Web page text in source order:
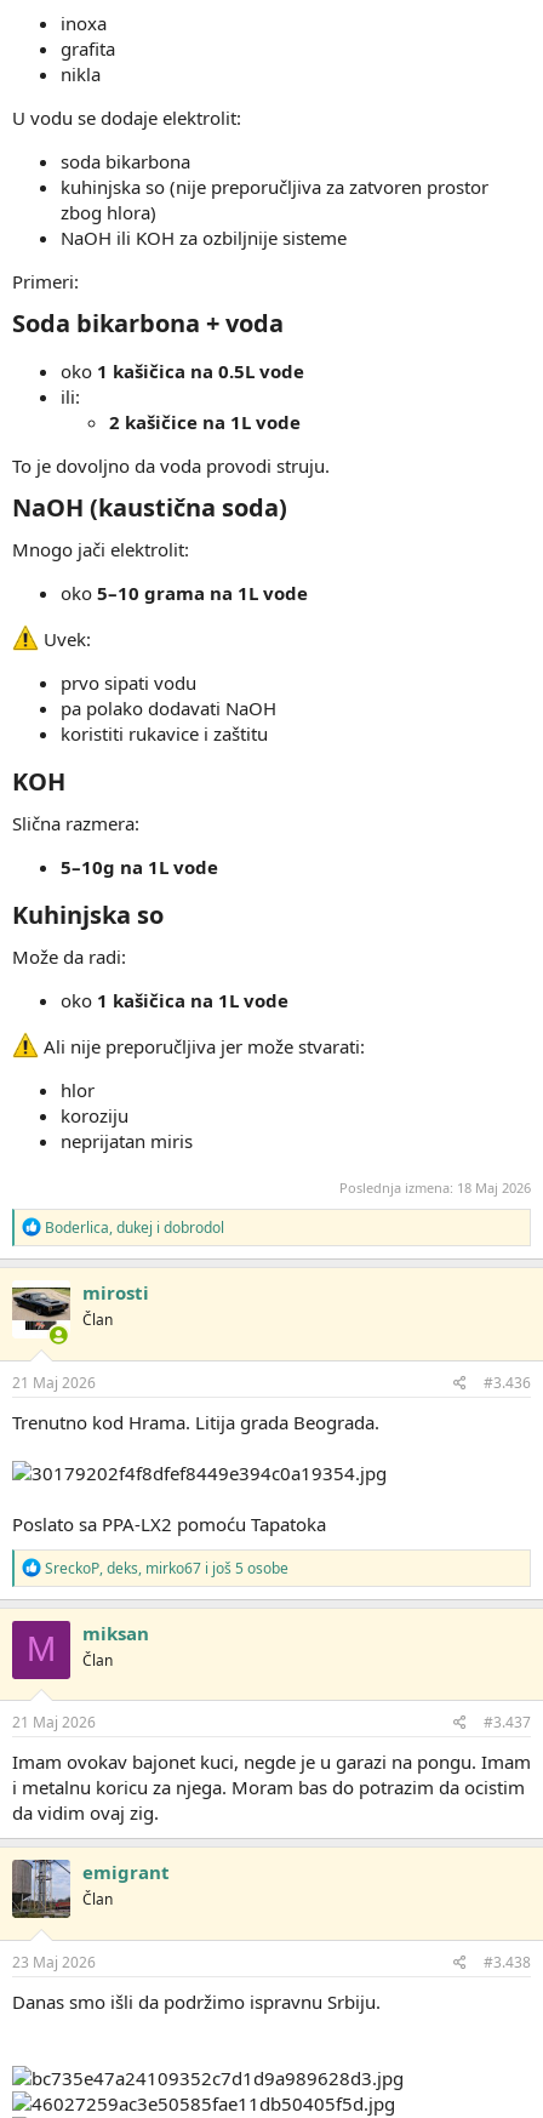
inoxa
grafita
nikla
U vodu se dodaje elektrolit:
soda bikarbona
kuhinjska so (nije preporučljiva za zatvoren prostor
zbog hlora)
NaOH ili KOH za ozbiljnije sisteme
Primeri:
Soda bikarbona + voda​
oko 1 kašičica na 0.5L vode
ili:
2 kašičice na 1L vode
To je dovoljno da voda provodi struju.
NaOH (kaustična soda)​
Mnogo jači elektrolit:
oko 5–10 grama na 1L vode
Uvek:
prvo sipati vodu
pa polako dodavati NaOH
koristiti rukavice i zaštitu
KOH​
Slična razmera:
5–10g na 1L vode
Kuhinjska so​
Može da radi:
oko 1 kašičica na 1L vode
Ali nije preporučljiva jer može stvarati:
hlor
koroziju
neprijatan miris
Poslednja izmena: 18 Maj 2026
R
e
a
g
o
v
a
n
j
:
Boderlica,dukej i dobrodol
mirosti
Član
21 Maj 2026 #3.436
Trenutno kod Hrama. Litija grada Beograda.
Poslato sa PPA-LX2 pomoću Tapatoka
R
e
a
g
o
v
a
n
j
:
SreckoP,deks, mirko67 i još 5 osobe
M miksan
Član
21 Maj 2026 #3.437
Imam ovokav bajonet kuci, negde je u garazi na pongu. Imam
i metalnu koricu za njega. Moram bas do potrazim da ocistim
da vidim ovaj zig.
emigrant
Član
23 Maj 2026 #3.438
Danas smo išli da podržimo ispravnu Srbiju.